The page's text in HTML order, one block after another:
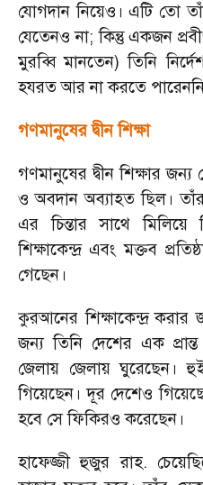
যোগদান নিয়েও। এটি তো
যেতেনও না;কিন্তু একজন
মুরব্বি মানতেন) তিনি
হযরত আর না করতে
গণমানুষের দ্বীন শিক্ষা
গণমানুষের দ্বীন শিক্ষার জন্য
ও অবদান অব্যাহত ছিল।
এর চিন্তার সাথে
শিক্ষাকেন্দ্র এবং মক্তব
গেছেন।
কুরআনের শিক্ষাকেন্দ্র করার
জন্য তিনি দেশের এক
জেলায় জেলায় ঘুরেছেন।
গিয়েছেন। দূর দেশেও
হবে সে ফিকিরও করেছেন।
হাফেজ্জী হুজুর রাহ.